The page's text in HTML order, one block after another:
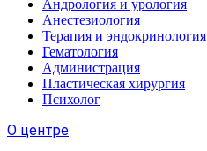
Андрология и урология
Анестезиология
Терапия и эндокринология
Гематология
Администрация
Пластическая хирургия
Психолог
О центре